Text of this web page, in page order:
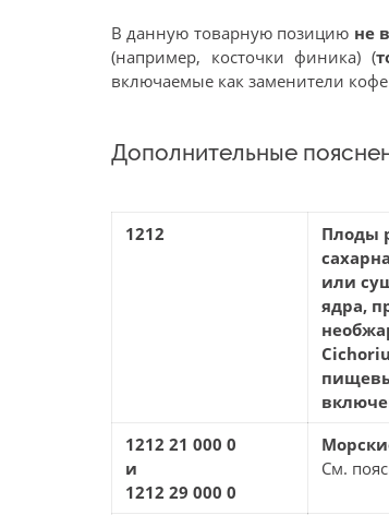
В данную товарную позицию не
(например, косточки финика) (
включаемые как заменители
Дополнительные
1212
Плоды
или
ядра,
1212 21 000 0
и
1212 29 000 0
См.